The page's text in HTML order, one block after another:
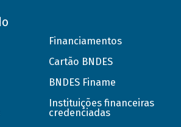
Financiamentos
Cartão BNDES
BNDES Finame
Instituições financeiras
credenciadas